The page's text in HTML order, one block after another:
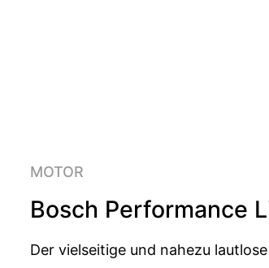
MOTOR
Bosch Performance
Der vielseitige und nahezu